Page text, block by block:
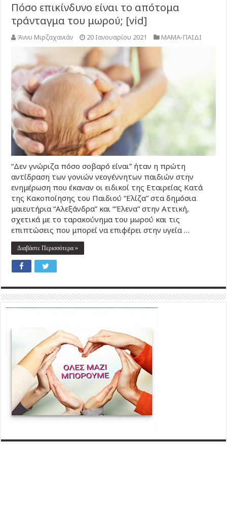
Πόσο επικίνδυνο είναι το απότομα
τράνταγμα του μωρού; [vid]
Άννυ Μιρζαχανιάν 20 Ιανουαρίου 2021 ΜΑΜΑ-ΠΑΙΔΙ
“Δεν γνώριζα πόσο σοβαρό είναι” ήταν η πρώτη
αντίδραση των γονιών νεογέννητων παιδιών στην
ενημέρωση που έκαναν οι ειδικοί της Εταιρείας Κατά
της Κακοποίησης του Παιδιού “Ελίζα” στα δημόσια
μαιευτήρια “Αλεξάνδρα” και “Έλενα” στην Αττική,
σχετικά με το ταρακούνημα του μωρού και τις
επιπτώσεις που μπορεί να επιφέρει στην υγεία …
Διαβάστε Περισσότερα »